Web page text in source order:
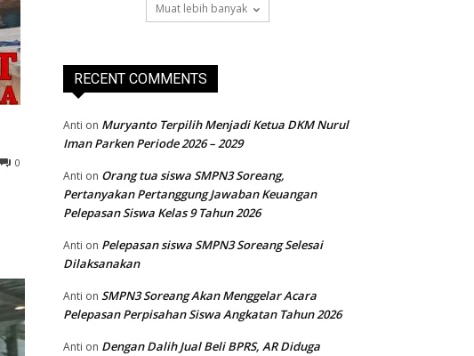
0
Muat lebih banyak
RECENT COMMENTS
Anti on Muryanto Terpilih Menjadi Ketua DKM Nurul
Iman Parken Periode 2026 – 2029
Anti on Orang tua siswa SMPN3 Soreang,
Pertanyakan Pertanggung Jawaban Keuangan
Pelepasan Siswa Kelas 9 Tahun 2026
Anti on Pelepasan siswa SMPN3 Soreang Selesai
Dilaksanakan
Anti on SMPN3 Soreang Akan Menggelar Acara
Pelepasan Perpisahan Siswa Angkatan Tahun 2026
Anti on Dengan Dalih Jual Beli BPRS, AR Diduga